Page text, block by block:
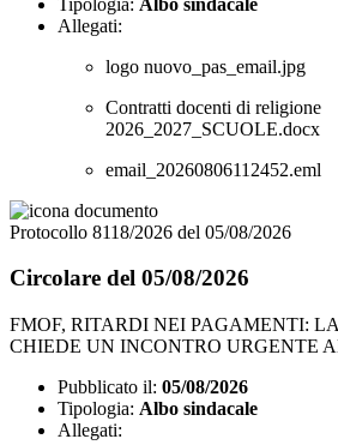
Allegati:
logo nuovo_pas_email.jpg
Contratti docenti di religione
2026_2027_SCUOLE.docx
email_20260806112452.eml
Protocollo 8118/2026 del 05/08/2026
Circolare del 05/08/2026
FMOF, RITARDI NEI PAGAMENTI:
CHIEDE UN INCONTRO URGENTE
Pubblicato il: 05/08/2026
Tipologia: Albo sindacale
Allegati: